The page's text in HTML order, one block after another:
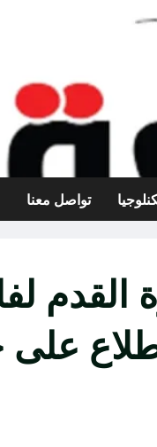
تواصل معنا
القدم
على